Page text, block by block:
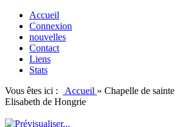
Accueil
Connexion
nouvelles
Contact
Liens
Stats
Vous êtes ici :
Accueil » Chapelle de sainte
Elisabeth de Hongrie